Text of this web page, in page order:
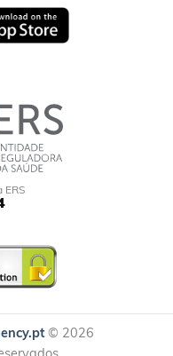
ERS
© 2026